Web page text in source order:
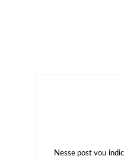
Nesse post vou